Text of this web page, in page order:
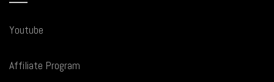
Youtube
Affiliate Program